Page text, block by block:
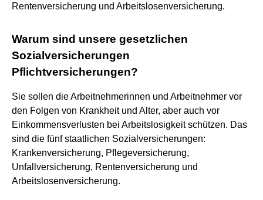
Rentenversicherung und Arbeitslosenversicherung.
Warum sind unsere gesetzlichen
Sozialversicherungen
Pflichtversicherungen?
Sie sollen die Arbeitnehmerinnen und Arbeitnehmer vor
den Folgen von Krankheit und Alter, aber auch vor
Einkommensverlusten bei Arbeitslosigkeit schützen. Das
sind die fünf staatlichen Sozialversicherungen:
Krankenversicherung, Pflegeversicherung,
Unfallversicherung, Rentenversicherung und
Arbeitslosenversicherung.